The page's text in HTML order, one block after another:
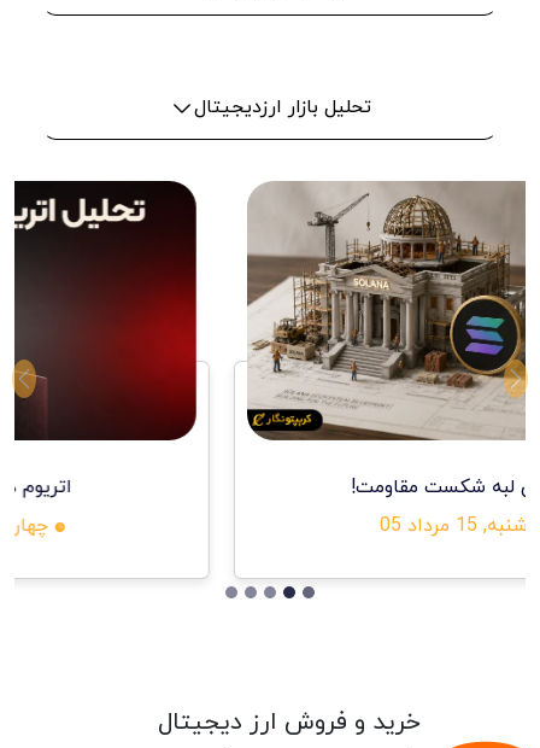
تحلیل بازار ارزدیجیتال
اتریوم در آستانه شکست؟
Previous
خرید و فروش ارز دیجیتال